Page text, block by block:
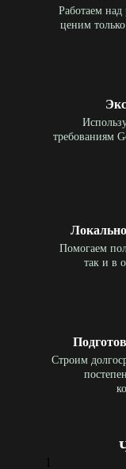
Работаем
ценим
требованиям
Помогаем
так и в
Строим